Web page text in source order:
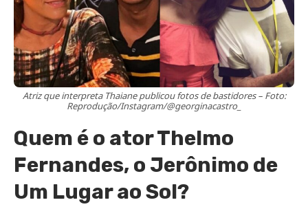
Atriz que interpreta Thaiane publicou fotos de bastidores – Foto:
Reprodução/Instagram/@georginacastro_
Quem é o ator Thelmo
Fernandes, o Jerônimo de
Um Lugar ao Sol?